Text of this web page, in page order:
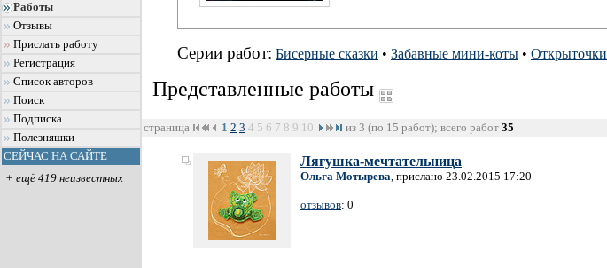
Работы
Отзывы
Прислать работу
Регистрация
Список авторов
Поиск
Подписка
Полезняшки
СЕЙЧАС НА САЙТЕ
+ ещё 419 неизвестных
Серии работ: Бисерные сказки • Забавные мини-коты • Открыточки
Представленные работы
страница 1 2 3 4 5 6 7 8 9 10 из 3 (по 15 работ); всего работ 35
Лягушка-мечтательница
Ольга Мотырева, прислано 23.02.2015 17:20
отзывов: 0